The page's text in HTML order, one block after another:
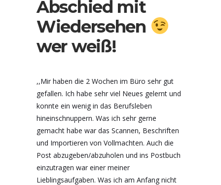
Abschied mit
Wiedersehen
wer weiß!
,,Mir haben die 2 Wochen im Büro sehr gut
gefallen. Ich habe sehr viel Neues gelernt und
konnte ein wenig in das Berufsleben
hineinschnuppern. Was ich sehr gerne
gemacht habe war das Scannen, Beschriften
und Importieren von Vollmachten. Auch die
Post abzugeben/abzuholen und ins Postbuch
einzutragen war einer meiner
Lieblingsaufgaben. Was ich am Anfang nicht